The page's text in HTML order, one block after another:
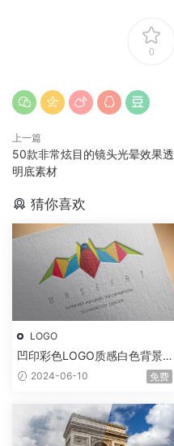
0
上一篇
50款非常炫目的镜头光晕效果透
明底素材
猜你喜欢
LOGO
凹印彩色LOGO质感白色背景
样机2024-06-10 免费